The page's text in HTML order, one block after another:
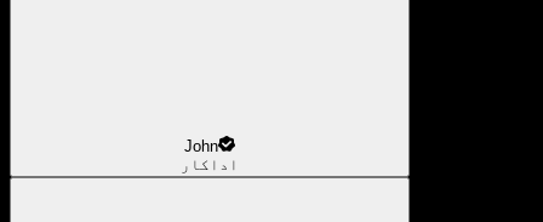
John
اداکار